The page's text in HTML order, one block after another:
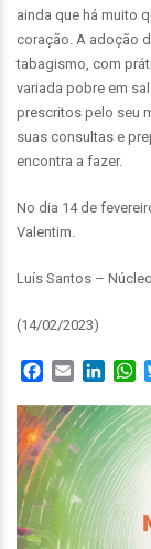
ainda que há muito
coração. A adoção
tabagismo, com
variada pobre em
prescritos pelo seu
suas consultas e
encontra a fazer.
No dia 14 de
Valentim.
Luís Santos –
(14/02/2023)
Facebook
Email